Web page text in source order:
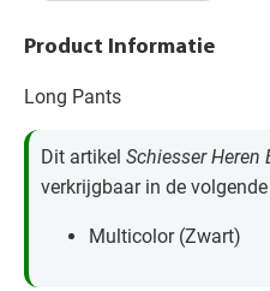
Product Informatie
Long Pants
Dit artikel Schiesser
verkrijgbaar in de
Multicolor (Zwart)